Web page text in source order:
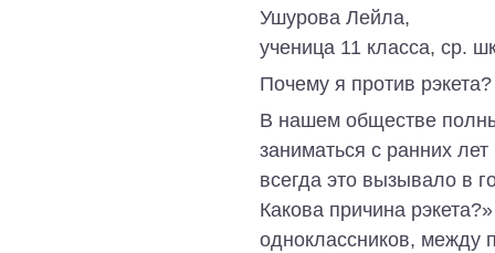
Ушурова Лейла,
ученица 11 класса, ср.
Почему я против рэкета?
В нашем обществе
заниматься с ранних
всегда это вызывало в
Какова причина
одноклассников, между